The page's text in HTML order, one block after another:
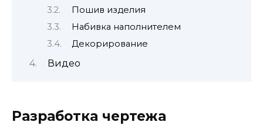
Пошив изделия
Набивка наполнителем
Декорирование
Видео
Разработка чертежа